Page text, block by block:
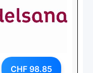
CHF 98.85